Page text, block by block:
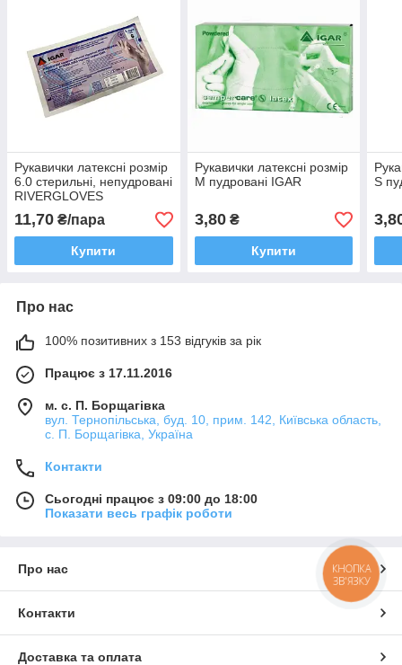
Рукавички латексні розмір
6.0 стерильні, непудровані
RIVERGLOVES
11,70 ₴/пара
Купити
Рукавички латексні розмір
M пудровані IGAR
3,80₴
Купити
S
Про нас
100% позитивних з 153 відгуків за рік
Працює з 17.11.2016
м. с. П. Борщагівка
вул. Тернопільська, буд. 10, прим. 142, Київська область,
с. П. Борщагівка, Україна
Контакти
Сьогодні працює з 09:00 до 18:00
Показати весь графік роботи
Про нас
Контакти
Доставка та оплата
КНОПКА
ЗВ'ЯЗКУ